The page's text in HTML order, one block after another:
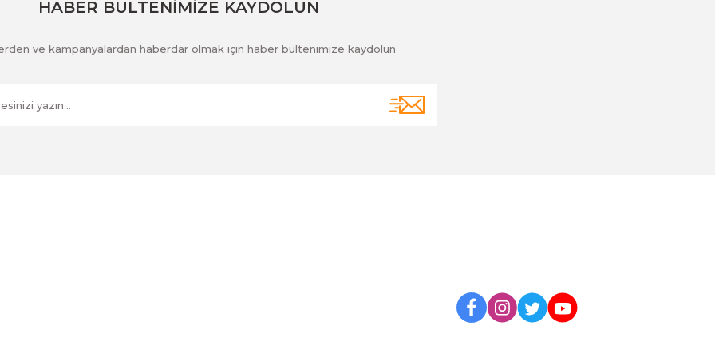
HABER BÜLTENİMİZE KAYDOLUN
ve kampanyalardan haberdar olmak için haber bültenimize kaydolun